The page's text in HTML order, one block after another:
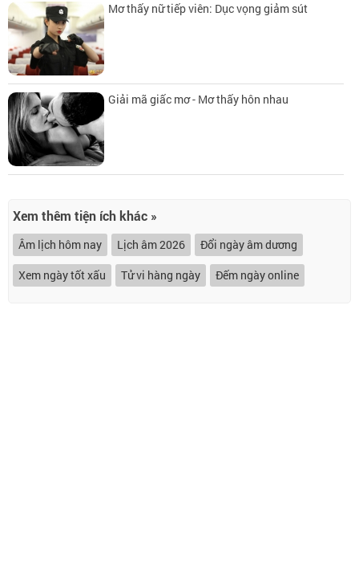
Mơ thấy nữ tiếp viên: Dục vọng giảm sút
Giải mã giấc mơ - Mơ thấy hôn nhau
Xem thêm tiện ích khác »
Âm lịch hôm nay Lịch âm 2026
Đổi ngày âm dương
Xem ngày tốt xấu
Tử vi hàng ngày Đếm ngày online